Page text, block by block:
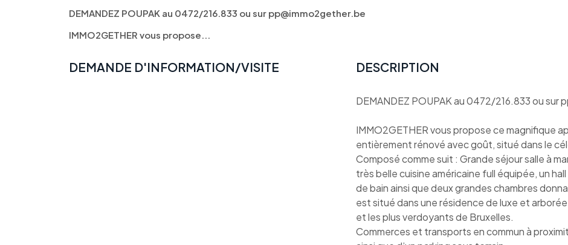
DEMANDEZ POUPAK au 0472/216.833 ou sur pp@immo2gether.be
IMMO2GETHER vous propose...
DEMANDE D'INFORMATION/VISITE DESCRIPTION
DEMANDEZ POUPAK au 0472/216.833 ou sur
IMMO2GETHER vous propose ce magnifique
entièrement rénové avec goût, situé dans le
Composé comme suit : Grande séjour salle à
très belle cuisine américaine full équipée, un
de bain ainsi que deux grandes chambres
est situé dans une résidence de luxe et
et les plus verdoyants de Bruxelles.
Commerces et transports en commun à